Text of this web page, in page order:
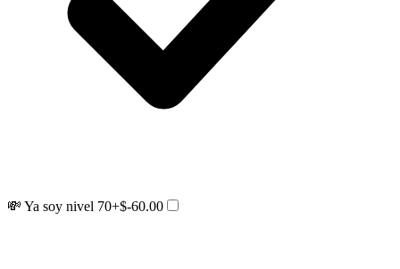
💸 Ya soy nivel 70+$-60.00